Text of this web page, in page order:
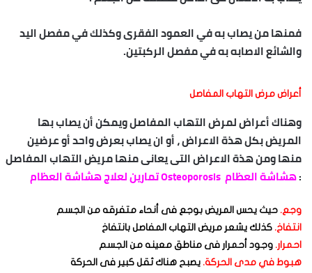
فمنها من يصاب به في العمود الفقرى وكذلك في مفصل اليد
والشائع الاصابه به في مفصل الركبتين.
أعراض مرض التهاب المفاصل
وهناك أعراض لمرض التهاب المفاصل ويمكن أن يصاب بها
المريض بكل هذة الاعراض ، أو ان يصاب بعرض واحد أو عرضين
منها ومن هذة الاعراض التى يعانى منها مريض التهاب المفاصل
:هشاشة العظام Osteoporosis تمارين لعلاج هشاشة العظام
وجع. حيث يحس المريض بوجع فى أنحاء متفرقه من الجسم
انتفاخ. كذلك يشعر مريض التهاب المفاصل بانتفاخ
احمرار. وجود أحمرار فى مناطق معينه من الجسم
هبوط في مدى الحركة. يصبح هناك ثقل كبير فى الحركة